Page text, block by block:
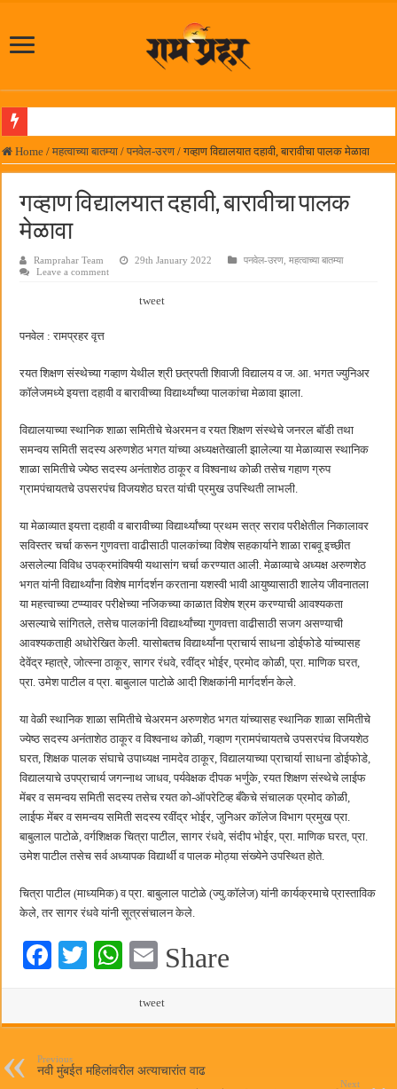
दिल चाहता है @२५ वर्षे; कायमच तारुण्यात राहिलेला चित्रपट…
लोकनेते रामशेठ ठाकूर समाजसेवेतील हिरा -आमदार रविशेठ पाटील
समाजप्रिय नेतृत्व आमदार प्रशांत ठाकूर यांच्या वाढदिवसानिमित्त राज्यभरातून शुभेच्छांचा वर्षाव
पनवेलमध्ये ८ ऑगस्टला महारोजगार मेळावा
हर घर तिरंगा अभियानासंदर्भात पनवेलमध्ये बैठक
Home / महत्वाच्या बातम्या / पनवेल-उरण / गव्हाण विद्यालयात दहावी, बारावीचा पालक मेळावा
गव्हाण विद्यालयात दहावी, बारावीचा पालक
मेळावा
Ramprahar Team 29th January 2022 पनवेल-उरण ,महत्वाच्या बातम्या
Leave a comment
tweet
पनवेल : रामप्रहर वृत्त
रयत शिक्षण संस्थेच्या गव्हाण येथील श्री छत्रपती शिवाजी विद्यालय व ज. आ. भगत ज्युनिअर
कॉलेजमध्ये इयत्ता दहावी व बारावीच्या विद्यार्थ्यांच्या पालकांचा मेळावा झाला.
विद्यालयाच्या स्थानिक शाळा समितीचे चेअरमन व रयत शिक्षण संस्थेचे जनरल बॉडी तथा
समन्वय समिती सदस्य अरुणशेठ भगत यांच्या अध्यक्षतेखाली झालेल्या या मेळाव्यास स्थानिक
शाळा समितीचे ज्येष्ठ सदस्य अनंताशेठ ठाकूर व विश्वनाथ कोळी तसेच गहाण ग्रुप
ग्रामपंचायतचे उपसरपंच विजयशेठ घरत यांची प्रमुख उपस्थिती लाभली.
या मेळाव्यात इयत्ता दहावी व बारावीच्या विद्यार्थ्यांच्या प्रथम सत्र सराव परीक्षेतील निकालावर
सविस्तर चर्चा करून गुणवत्ता वाढीसाठी पालकांच्या विशेष सहकार्याने शाळा राबवू इच्छीत
असलेल्या विविध उपक्रमांविषयी यथासांग चर्चा करण्यात आली. मेळाव्याचे अध्यक्ष अरुणशेठ
भगत यांनी विद्यार्थ्यांना विशेष मार्गदर्शन करताना यशस्वी भावी आयुष्यासाठी शालेय जीवनातला
या महत्त्वाच्या टप्प्यावर परीक्षेच्या नजिकच्या काळात विशेष श्रम करण्याची आवश्यकता
असल्याचे सांगितले, तसेच पालकांनी विद्यार्थ्यांच्या गुणवत्ता वाढीसाठी सजग असण्याची
आवश्यकताही अधोरेखित केली. यासोबतच विद्यार्थ्यांना प्राचार्य साधना डोईफोडे यांच्यासह
देवेंद्र म्हात्रे, जोत्स्ना ठाकूर, सागर रंधवे, रवींद्र भोईर, प्रमोद कोळी, प्रा. माणिक घरत,
प्रा. उमेश पाटील व प्रा. बाबुलाल पाटोळे आदी शिक्षकांनी मार्गदर्शन केले.
या वेळी स्थानिक शाळा समितीचे चेअरमन अरुणशेठ भगत यांच्यासह स्थानिक शाळा समितीचे
ज्येष्ठ सदस्य अनंताशेठ ठाकूर व विश्वनाथ कोळी, गव्हाण ग्रामपंचायतचे उपसरपंच विजयशेठ
घरत, शिक्षक पालक संघाचे उपाध्यक्ष नामदेव ठाकूर, विद्यालयाच्या प्राचार्या साधना डोईफोडे,
विद्यालयाचे उपप्राचार्य जगन्नाथ जाधव, पर्यवेक्षक दीपक भर्णुके, रयत शिक्षण संस्थेचे लाईफ
मेंबर व समन्वय समिती सदस्य तसेच रयत को-ऑपरेटिव्ह बँकेचे संचालक प्रमोद कोळी,
लाईफ मेंबर व समन्वय समिती सदस्य रवींद्र भोईर, जुनिअर कॉलेज विभाग प्रमुख प्रा.
बाबुलाल पाटोळे, वर्गशिक्षक चित्रा पाटील, सागर रंधवे, संदीप भोईर, प्रा. माणिक घरत, प्रा.
उमेश पाटील तसेच सर्व अध्यापक विद्यार्थी व पालक मोठ्या संख्येने उपस्थित होते.
चित्रा पाटील (माध्यमिक) व प्रा. बाबुलाल पाटोळे (ज्यु.कॉलेज) यांनी कार्यक्रमाचे प्रास्ताविक
केले, तर सागर रंधवे यांनी सूत्रसंचालन केले.
Fa T
W
ts
pp
E
ail
Share
tweet
Previous
नवी मुंबईत महिलांवरील अत्याचारांत वाढ
Next